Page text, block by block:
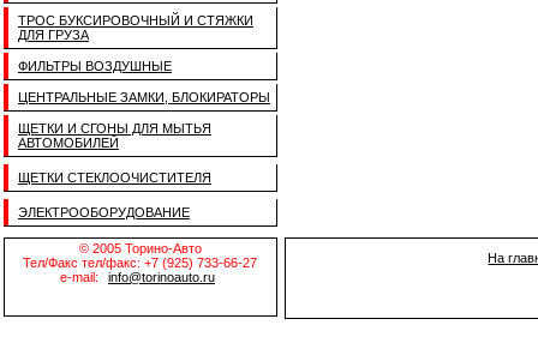
ТРОС БУКСИРОВОЧНЫЙ И СТЯЖКИ
ДЛЯ ГРУЗА
ФИЛЬТРЫ ВОЗДУШНЫЕ
ЦЕНТРАЛЬНЫЕ ЗАМКИ, БЛОКИРАТОРЫ
ЩЕТКИ И СГОНЫ ДЛЯ МЫТЬЯ
АВТОМОБИЛЕЙ
ЩЕТКИ СТЕКЛООЧИСТИТЕЛЯ
ЭЛЕКТРООБОРУДОВАНИЕ
© 2005 Торино-Авто
Тел/Факс тел/факс: +7 (925) 733-66-27
e-mail:
info@torinoauto.ru
На